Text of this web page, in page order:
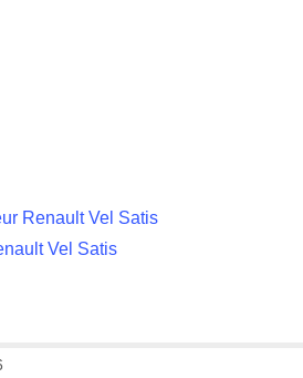
Renault Vel Satis
Vel Satis